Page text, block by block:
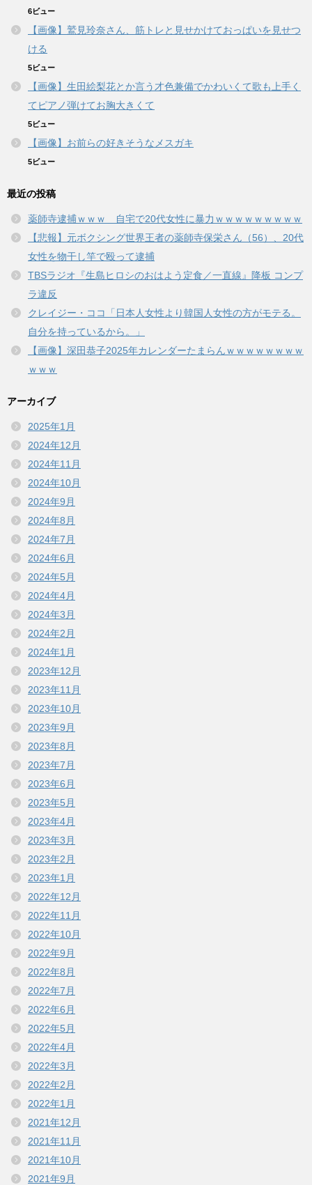
6ビュー
【画像】鷲見玲奈さん、筋トレと見せかけておっぱいを見せつ
ける
5ビュー
【画像】生田絵梨花とか言う才色兼備でかわいくて歌も上手く
てピアノ弾けてお胸大きくて
5ビュー
【画像】お前らの好きそうなメスガキ
5ビュー
最近の投稿
薬師寺逮捕ｗｗｗ 自宅で20代女性に暴力ｗｗｗｗｗｗｗｗｗ
【悲報】元ボクシング世界王者の薬師寺保栄さん（56）、20代
女性を物干し竿で殴って逮捕
TBSラジオ『生島ヒロシのおはよう定食／一直線』降板 コンプ
ラ違反
クレイジー・ココ「日本人女性より韓国人女性の方がモテる。
自分を持っているから。」
【画像】深田恭子2025年カレンダーたまらんｗｗｗｗｗｗｗｗ
ｗｗｗ
アーカイブ
2025年1月
2024年12月
2024年11月
2024年10月
2024年9月
2024年8月
2024年7月
2024年6月
2024年5月
2024年4月
2024年3月
2024年2月
2024年1月
2023年12月
2023年11月
2023年10月
2023年9月
2023年8月
2023年7月
2023年6月
2023年5月
2023年4月
2023年3月
2023年2月
2023年1月
2022年12月
2022年11月
2022年10月
2022年9月
2022年8月
2022年7月
2022年6月
2022年5月
2022年4月
2022年3月
2022年2月
2022年1月
2021年12月
2021年11月
2021年10月
2021年9月